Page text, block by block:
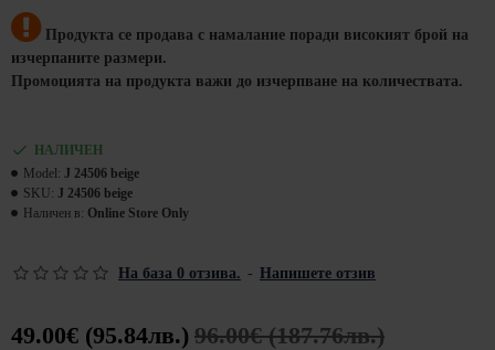
Продукта се продава с намалание поради високият брой на
изчерпаните размери.
Промоцията на продукта важи до изчерпване на количествата.
НАЛИЧЕН
Model: J 24506 beige
SKU: J 24506 beige
Наличен в: Online Store Only
На база 0 отзива. - Напишете отзив
49.00€ (95.84лв.) 96.00€ (187.76лв.)